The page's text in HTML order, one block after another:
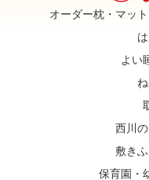
オーダー枕・マッ
よい
西川
敷き
保育園・